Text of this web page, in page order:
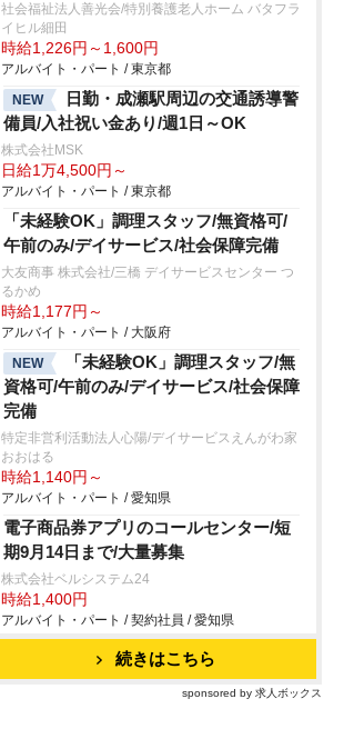
社会福祉法人善光会/特別養護老人ホーム バタフラ
イヒル細田
時給1,226円～1,600円
アルバイト・パート / 東京都
NEW
日勤・成瀬駅周辺の交通誘導警
備員/入社祝い金あり/週1日～OK
株式会社MSK
日給1万4,500円～
アルバイト・パート / 東京都
「未経験OK」調理スタッフ/無資格可/
午前のみ/デイサービス/社会保障完備
大友商事 株式会社/三橋 デイサービスセンター つ
るかめ
時給1,177円～
アルバイト・パート / 大阪府
NEW
「未経験OK」調理スタッフ/無
資格可/午前のみ/デイサービス/社会保障
完備
特定非営利活動法人心陽/デイサービスえんがわ家
おおはる
時給1,140円～
アルバイト・パート / 愛知県
電子商品券アプリのコールセンター/短
期9月14日まで/大量募集
株式会社ベルシステム24
時給1,400円
アルバイト・パート / 契約社員 / 愛知県
続きはこちら
sponsored by 求人ボックス